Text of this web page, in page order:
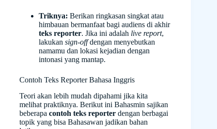
Triknya: Berikan ringkasan singkat atau
himbauan bermanfaat bagi audiens di akhir
teks reporter. Jika ini adalah live report,
lakukan sign-offdengan menyebutkan
namamu dan lokasi kejadian dengan
intonasi yang mantap.
Contoh Teks Reporter Bahasa Inggris
Teori akan lebih mudah dipahami jika kita
melihat praktiknya. Berikut ini Bahasmin sajikan
beberapa contoh teks reporter dengan berbagai
topik yang bisa Bahasawan jadikan bahan